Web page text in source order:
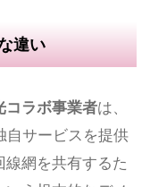
違い
コラボ事業者は、
自サービスを提供
線網を共有するた